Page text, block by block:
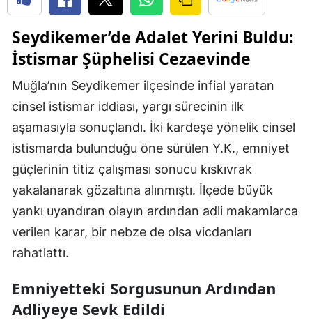
Seydikemer’de Adalet Yerini Buldu:
İstismar Şüphelisi Cezaevinde
Muğla’nın Seydikemer ilçesinde infial yaratan
cinsel istismar iddiası, yargı sürecinin ilk
aşamasıyla sonuçlandı. İki kardeşe yönelik cinsel
istismarda bulunduğu öne sürülen Y.K., emniyet
güçlerinin titiz çalışması sonucu kıskıvrak
yakalanarak gözaltına alınmıştı. İlçede büyük
yankı uyandıran olayın ardından adli makamlarca
verilen karar, bir nebze de olsa vicdanları
rahatlattı.
Emniyetteki Sorgusunun Ardından
Adliyeye Sevk Edildi